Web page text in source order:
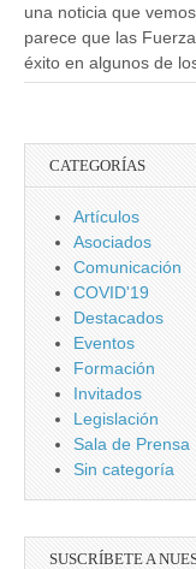
una noticia que
parece que las
éxito en algunos de
CATEGORÍAS
Artículos
Asociados
Comunicación
COVID'19
Destacados
Eventos
Formación
Invitados
Legislación
Sala de Prensa
Sin categoría
SUSCRÍBETE A